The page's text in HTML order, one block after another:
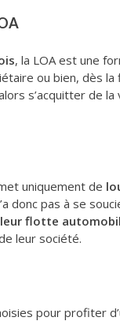
, la LOA est une
ou bien, dès
s’acquitter de
uniquement de
donc pas à se
flotte
leur société.
pour profiter